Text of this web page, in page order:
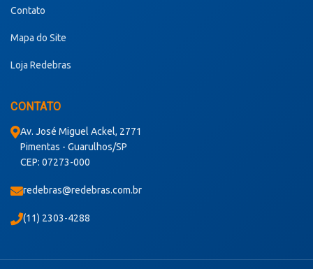
Contato
Mapa do Site
Loja Redebras
CONTATO
Av. José Miguel Ackel, 2771
Pimentas - Guarulhos/SP
CEP: 07273-000
redebras@redebras.com.br
(11) 2303-4288